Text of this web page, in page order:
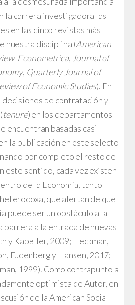
la carrera investigadora las
en las cinco revistas más
nuestra disciplina (American
, Econometrica, Journal of
, Quarterly Journal of
of Economic Studies). En
decisiones de contratación y
tenure) en los departamentos
encuentran basadas casi
la publicación en este selecto
por completo el resto de
este sentido, cada vez existen
de la Economía, tanto
que alertan de que
puede ser un obstáculo a la
barrera a la entrada de nuevas
y Kapeller, 2009; Heckman,
Fudenberg y Hansen, 2017;
1999). Como contrapunto a
optimista de Autor, en
de la American Social